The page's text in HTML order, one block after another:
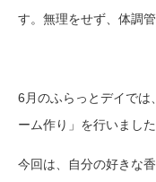
す。無理をせず、体調
6月のふらっとデイでは
ーム作り」を行いました
今回は、自分の好きな